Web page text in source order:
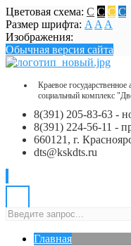
Цветовая схема: C C C C
Размер шрифта: A A A
Изображения:
Обычная версия сайта
Краевое
социальный комплекс
8(391) 205-83-63 -
8(391) 224-56-11 -
660121, г.
dts@kskdts.ru
Главная